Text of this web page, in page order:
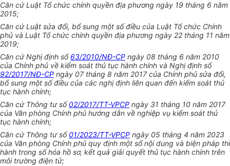
Căn cứ Luật Tổ chức chính quyền địa phương ngày 19 tháng 6 năm
2015;
Căn cứ Luật sửa đổi, bổ sung một số điều của Luật Tổ chức Chính
phủ và Luật Tổ chức chính quyền địa phương ngày 22 tháng 11 năm
2019;
Căn cứ Nghị định số63/2010/NĐ-CP ngày 08 tháng 6 năm 2010
của Chính phủ về kiểm soát thủ tục hành chính và Nghị định số
92/2017/NĐ-CP ngày 07 tháng 8 năm 2017 của Chính phủ sửa đổi,
bổ sung một số điều của các nghị định liên quan đến kiểm soát thủ
tục hành chính;
Căn cứ Thông tư số02/2017/TT-VPCP ngày 31 tháng 10 năm 2017
của Văn phòng Chính phủ hướng dẫn về nghiệp vụ kiểm soát thủ
tục hành chính;
Căn cứ Thông tư số01/2023/TT-VPCP ngày 05 tháng 4 năm 2023
của Văn phòng Chính phủ quy định một số nội dung và biện pháp thi
hành trong số hóa hồ sơ, kết quả giải quyết thủ tục hành chính trên
môi trường điện tử;